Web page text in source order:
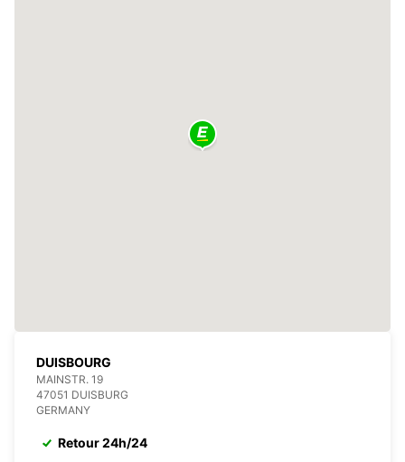
DUISBOURG
MAINSTR. 19
47051 DUISBURG
GERMANY
Retour 24h/24